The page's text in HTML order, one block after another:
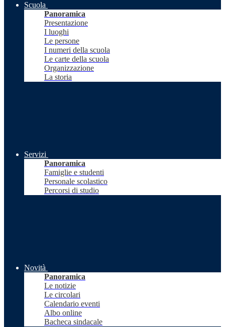
Scuola
Panoramica
Presentazione
I luoghi
Le persone
I numeri della scuola
Le carte della scuola
Organizzazione
La storia
Servizi
Panoramica
Famiglie e studenti
Personale scolastico
Percorsi di studio
Novità
Panoramica
Le notizie
Le circolari
Calendario eventi
Albo online
Bacheca sindacale